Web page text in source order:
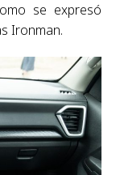
se expresó
Ironman.